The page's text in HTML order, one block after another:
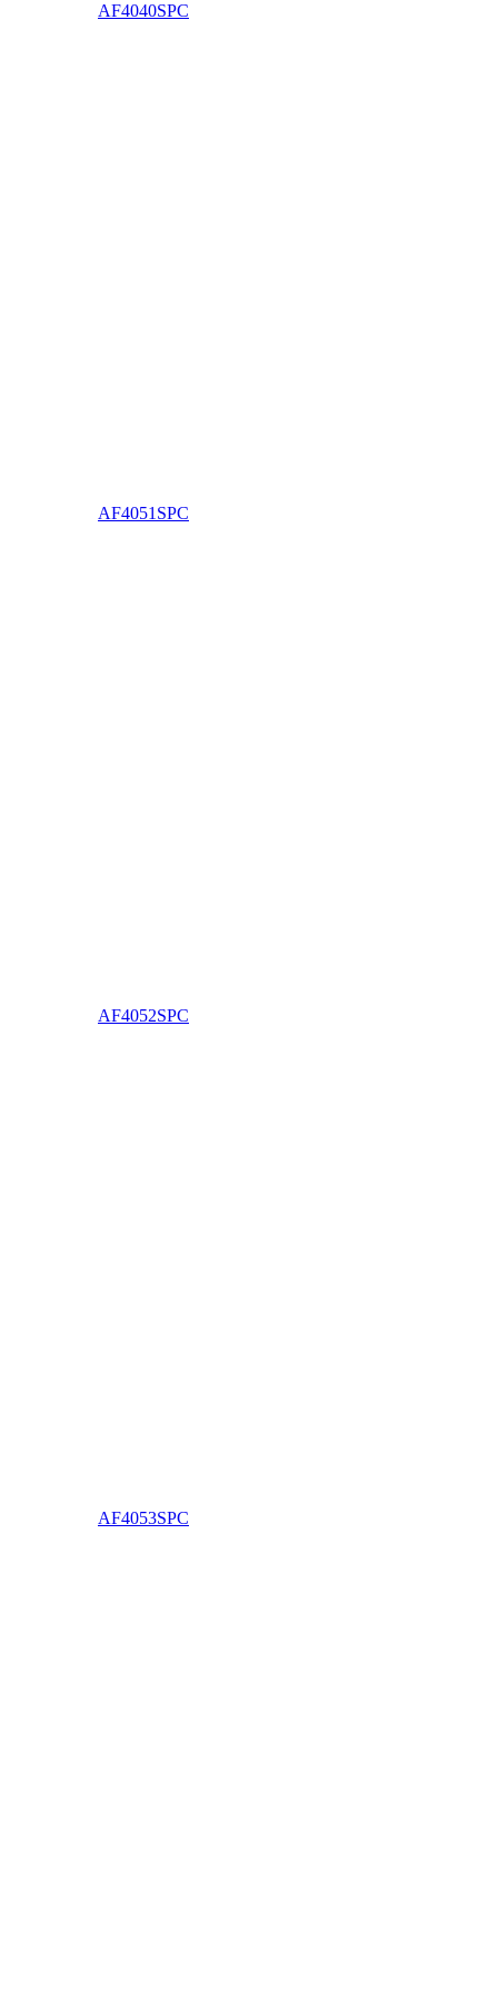
AF4040SPC
AF4051SPC
AF4052SPC
AF4053SPC